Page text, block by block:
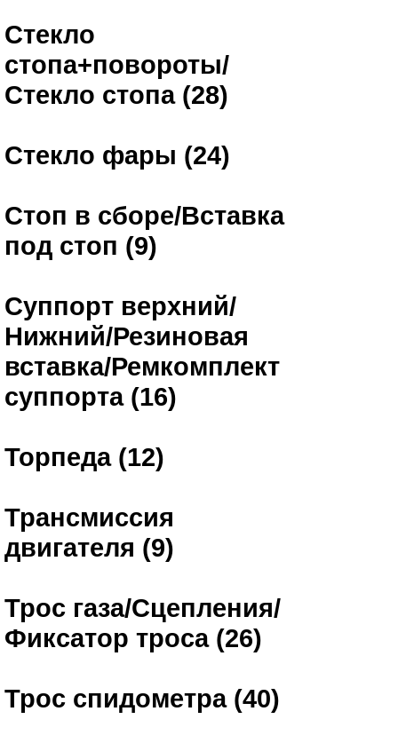
Стекло
стопа+повороты/
Стекло стопа (28)
Стекло фары (24)
Стоп в сборе/Вставка
под стоп (9)
Суппорт верхний/
Нижний/Резиновая
вставка/Ремкомплект
суппорта (16)
Торпеда (12)
Трансмиссия
двигателя (9)
Трос газа/Сцепления/
Фиксатор троса (26)
Трос спидометра (40)